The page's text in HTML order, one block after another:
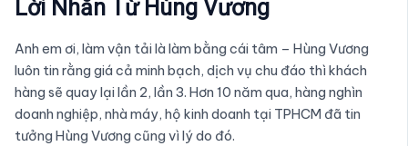
Lời Nhắn Từ Hùng Vương
Anh em ơi, làm vận tải là làm bằng cái tâm – Hùng Vương
luôn tin rằng giá cả minh bạch, dịch vụ chu đáo thì khách
hàng sẽ quay lại lần 2, lần 3. Hơn 10 năm qua, hàng nghìn
doanh nghiệp, nhà máy, hộ kinh doanh tại TPHCM đã tin
tưởng Hùng Vương cũng vì lý do đó.